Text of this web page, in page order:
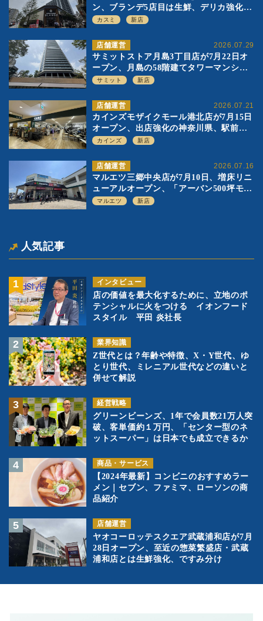
ン、ブランデ5店目は生鮮、デリカ強化の
一方で通常店の要素も取り入れ
カスミ 新店
2026.07.29
店舗運営
サミットストア月島3丁目店が7月22日オ
ープン、月島の58階建てタワーマンショ
ン1階に生鮮強化の小商圏型店を出店
サミット 新店
2026.07.21
店舗運営
カインズモザイクモール港北店が7月15日
オープン、出店強化の神奈川県、駅前
SC2階の都市型小型店
カインズ 新店
2026.07.16
店舗運営
マルエツ三郷中央店が7月10日、増床リニ
ューアルオープン、「アーバン500坪モデ
ル」の実験を集大成、駅前立地受け、寿
マルエツ 新店
人気記事
インタビュー
店の価値を最大化するために、立地のポ
テンシャルに火をつける イオンフード
スタイル 平田 炎社長
業界知識
Z世代とは？年齢や特徴、X・Y世代、ゆ
とり世代、ミレニアル世代などの違いと
併せて解説
経営戦略
グリーンビーンズ、1年で会員数21万人突
破、客単価約１万円、「センター型のネ
ットスーパー」は日本でも成立できるか
商品・サービス
【2024年最新】コンビニのおすすめラー
メン｜セブン、ファミマ、ローソンの商
品紹介
店舗運営
ヤオコーロッテスクエア武蔵浦和店が7月
28日オープン、至近の惣菜繁盛店・武蔵
浦和店とは生鮮強化、ですみ分け